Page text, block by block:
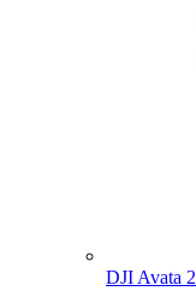
DJI Avata 2